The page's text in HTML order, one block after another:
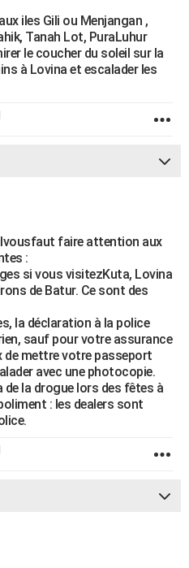
iles Gili ou Menjangan ,
Tanah Lot, PuraLuhur
le coucher du soleil sur la
à Lovina et escalader les
faire attention aux
:
si vous visitezKuta, Lovina
de Batur. Ce sont des
la déclaration à la police
sauf pour votre assurance
de mettre votre passeport
avec une photocopie.
la drogue lors des fêtes à
: les dealers sont